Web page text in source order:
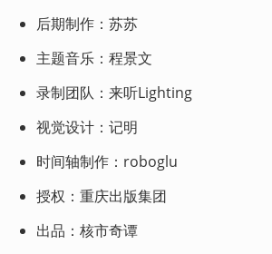
后期制作：苏苏
主题音乐：程景文
录制团队：来听Lighting
视觉设计：记明
时间轴制作：roboglu
授权：重庆出版集团
出品：核市奇谭